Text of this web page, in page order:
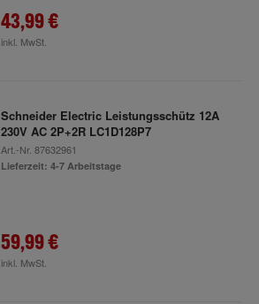
43,99 €
inkl. MwSt.
Schneider Electric Leistungsschütz 12A
230V AC 2P+2R LC1D128P7
Art.-Nr. 87632961
Lieferzeit: 4-7 Arbeitstage
59,99 €
inkl. MwSt.